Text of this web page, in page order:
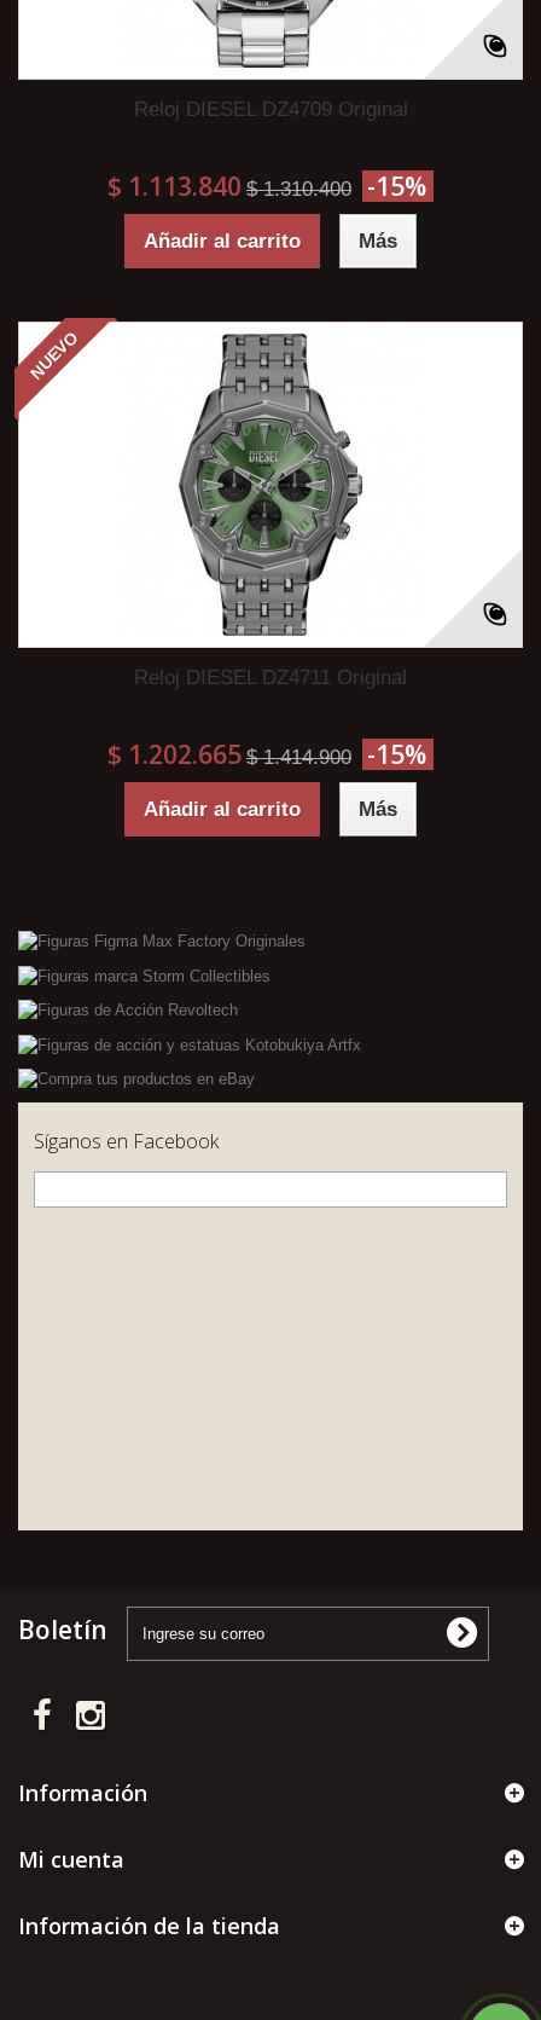
Reloj DIESEL DZ4709 Original
$ 1.113.840 $ 1.310.400 -15%
Añadir al carrito Más
NUEVO
Reloj DIESEL DZ4711 Original
$ 1.202.665 $ 1.414.900 -15%
Añadir al carrito Más
Síganos en Facebook
Boletín
Información
Mi cuenta
Información de la tienda